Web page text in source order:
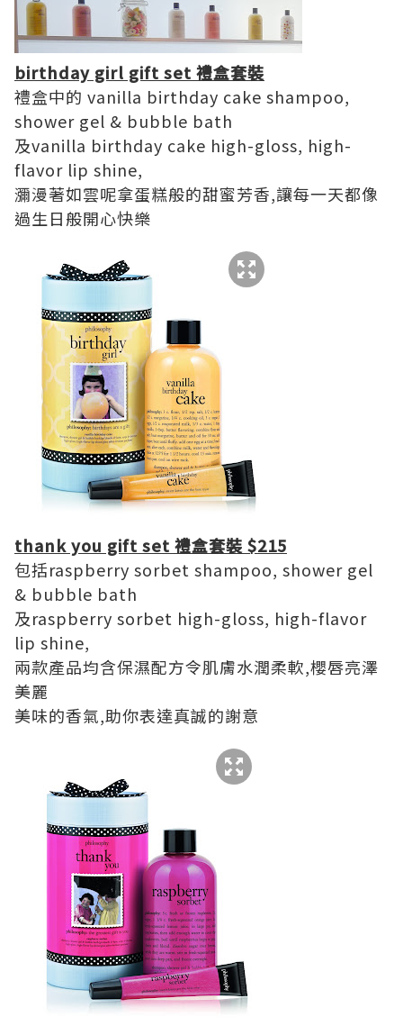
birthday girl gift set 禮盒套裝
禮盒中的 vanilla birthday cake shampoo,
shower gel & bubble bath
及vanilla birthday cake high-gloss, high-
flavor lip shine,
瀰漫著如雲呢拿蛋糕般的甜蜜芳香,讓每一天都像
過生日般開心快樂
thank you gift set 禮盒套裝 $215
包括raspberry sorbet shampoo, shower gel
& bubble bath
及raspberry sorbet high-gloss, high-flavor
lip shine,
兩款產品均含保濕配方令肌膚水潤柔軟,櫻唇亮澤
美麗
美味的香氣,助你表達真誠的謝意